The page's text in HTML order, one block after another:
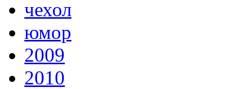
чехол
юмор
2009
2010